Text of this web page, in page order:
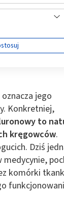
jego
Konkretniej,
to
kręgowców.
Dziś
komórki